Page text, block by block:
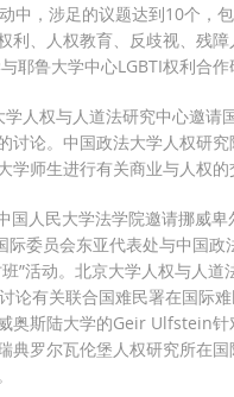
中，涉足的议题达到10个，
利、人权教育、反歧视、残
耶鲁大学中心LGBTI权利合作
人权与人道法研究中心邀请
讨论。中国政法大学人权研
师生进行有关商业与人权的
人民大学法学院邀请挪威卑
委员会东亚代表处与中国政
”活动。北京大学人权与人道
有关联合国难民署在国际难
奥斯陆大学的Geir Ulfstein针
典罗尔瓦伦堡人权研究所在